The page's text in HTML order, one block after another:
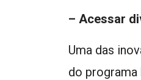
– Acessar
Uma das
do programa